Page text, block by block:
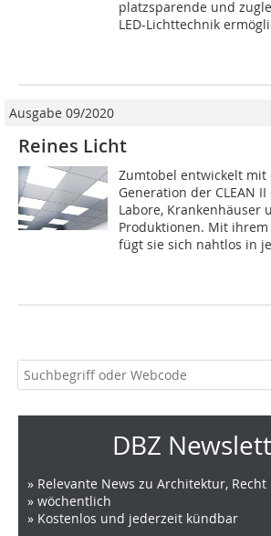
platzsparende und
LED-Lichttechnik
Ausgabe 09/2020
Reines Licht
Zumtobel entwickelt mit
Generation der CLEAN
Labore, Krankenhäuser
Produktionen. Mit
fügt sie sich nahtlos in
DBZ
» Relevante News zu Architektur,
» wöchentlich
» Kostenlos und jederzeit kündbar